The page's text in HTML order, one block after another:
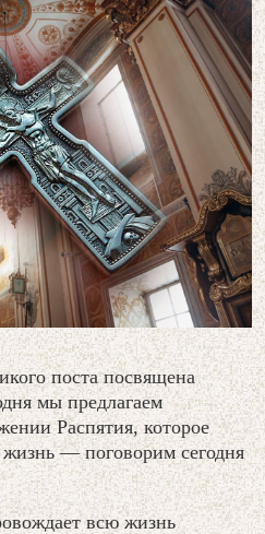
поста посвящена
мы предлагаем
Распятия, которое
— поговорим сегодня
всю жизнь